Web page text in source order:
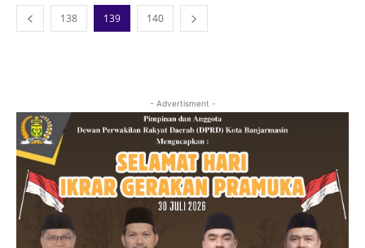
138 139 140
- Advertisment -